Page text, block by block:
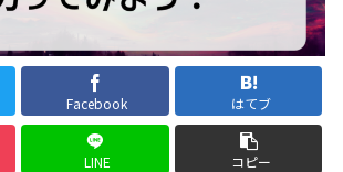
Facebook はてブ
LINE コピー